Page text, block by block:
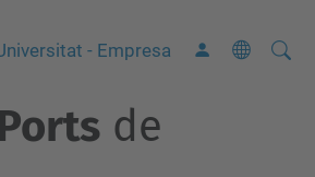
- Empresa Cerca
C
de